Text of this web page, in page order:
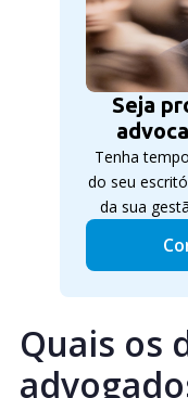
Seja
Tenha
do seu
da sua
Quais os